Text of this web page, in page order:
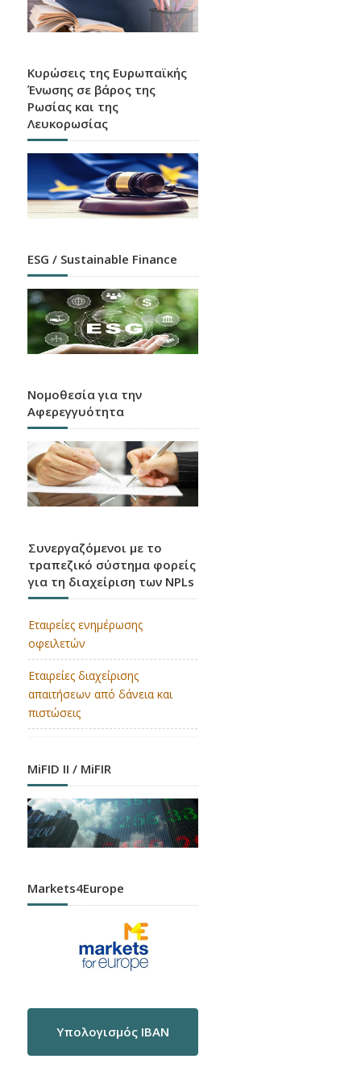
Χάρτης καταστημάτων, ATM και APS όλων των
Ελλάδα
Κάποιες Ειδοποιήσεις
Αγνοείς
Ενημερώσου και προστατεύσου σήμερα από τα
δίαφορα είδη ηλεκτρονικής απάτης
CRR3 / CRD6
Εφαρμογή των κανόνων της Βασιλείας 3 στην
Κυρώσεις της Ευρωπαϊκής
Ένωσης σε βάρος της
Ρωσίας και της
Λευκορωσίας
ESG / Sustainable Finance
Νομοθεσία για την
Αφερεγγυότητα
Συνεργαζόμενοι με το
τραπεζικό σύστημα φορείς
για τη διαχείριση των NPLs
Εταιρείες ενημέρωσης
οφειλετών
Εταιρείες διαχείρισης
απαιτήσεων από δάνεια και
πιστώσεις
MiFID II / MiFIR
Markets4Europe
Υπολογισμός IBAN